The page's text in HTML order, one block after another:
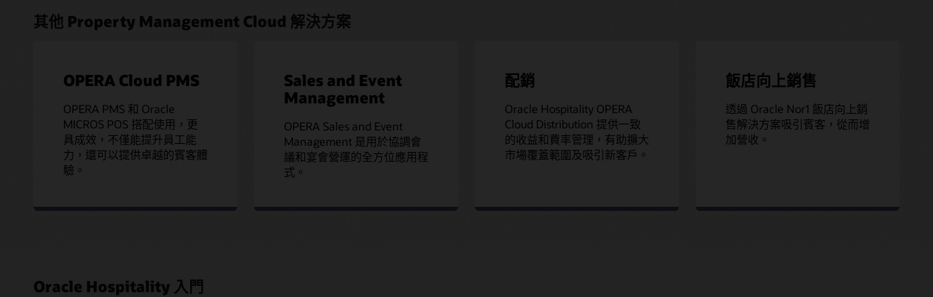
其他 Property Management Cloud 解決方案
OPERA Cloud PMS
OPERA PMS 和 Oracle
MICROS POS 搭配使用，更
具成效，不僅能提升員工能
力，還可以提供卓越的賓客體
驗。
Sales and Event
Management
OPERA Sales and Event
Management 是用於協調會
議和宴會營運的全方位應用程
式。
配銷
Oracle Hospitality OPERA
Cloud Distribution 提供一致
的收益和費率管理，有助擴大
市場覆蓋範圍及吸引新客戶。
飯店向上銷售
透過 Oracle Nor1 飯店向上銷
售解決方案吸引賓客，從而增
加營收。
Oracle Hospitality 入門